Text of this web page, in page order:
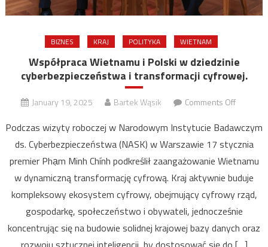
BIZNES KRAJ POLITYKA WIETNAM
Współpraca Wietnamu i Polski w dziedzinie
cyberbezpieczeństwa i transformacji cyfrowej.
January 19, 2025 Bartek Wąsik Comments Offon
i
Polski
w
Podczas wizyty roboczej w Narodowym Instytucie Badawczym
ds. Cyberbezpieczeństwa (NASK) w Warszawie 17 stycznia
premier Phạm Minh Chính podkreślił zaangażowanie Wietnamu
w dynamiczną transformację cyfrową. Kraj aktywnie buduje
kompleksowy ekosystem cyfrowy, obejmujący cyfrowy rząd,
gospodarkę, społeczeństwo i obywateli, jednocześnie
koncentrując się na budowie solidnej krajowej bazy danych oraz